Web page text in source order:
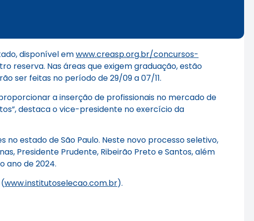
disponível emwww.creasp.org.br/concursos-
reserva. Nas áreas que exigem graduação, estão
ser feitas no período de 29/09 a 07/11.
a inserção de profissionais no mercado de
destaca o vice-presidente no exercício da
estado de São Paulo. Neste novo processo seletivo,
Presidente Prudente, Ribeirão Preto e Santos, além
ano de 2024.
www.institutoselecao.com.br).